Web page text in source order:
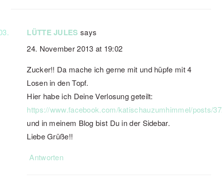
LÜTTE JULES says
24. November 2013 at 19:02
Zucker!! Da mache ich gerne mit und hüpfe mit 4
Losen in den Topf.
Hier habe ich Deine Verlosung geteilt:
https://www.facebook.com/katischauzumhimmel/posts/
und in meinem Blog bist Du in der Sidebar.
Liebe Grüße!!
Antworten